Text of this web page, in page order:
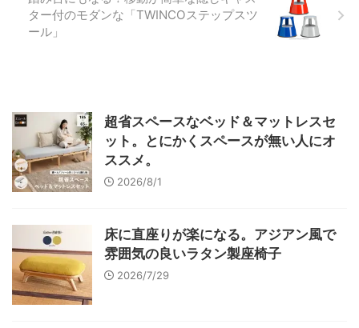
ター付のモダンな「TWINCOステップスツ
ール」
超省スペースなベッド＆マットレスセ
ット。とにかくスペースが無い人にオ
ススメ。
2026/8/1
床に直座りが楽になる。アジアン風で
雰囲気の良いラタン製座椅子
2026/7/29